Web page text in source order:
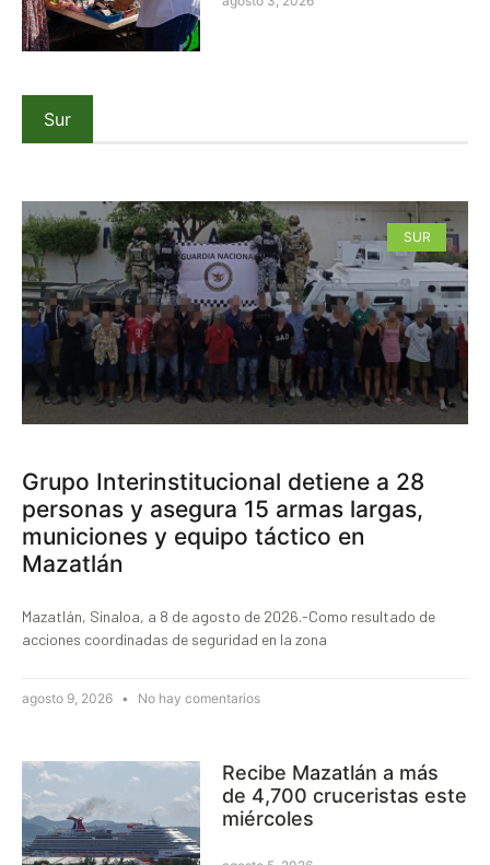
Sur
SUR
Grupo Interinstitucional detiene a 28
personas y asegura 15 armas largas,
municiones y equipo táctico en
Mazatlán
Mazatlán, Sinaloa, a 8 de agosto de 2026.-Como resultado de
acciones coordinadas de seguridad en la zona
agosto 9, 2026 No hay comentarios
Recibe Mazatlán a más
de 4,700 cruceristas este
miércoles